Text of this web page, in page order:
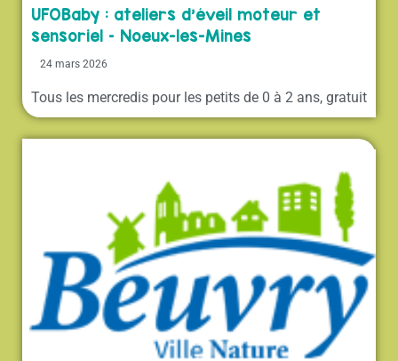
UFOBaby : ateliers d’éveil moteur et
sensoriel – Noeux-les-Mines
24 mars 2026
Tous les mercredis pour les petits de 0 à 2 ans, gratuit